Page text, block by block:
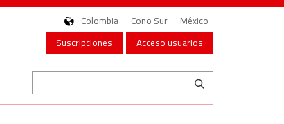
Colombia Cono Sur
México
Suscripciones
Acceso usuarios